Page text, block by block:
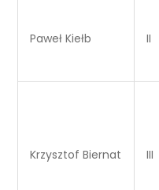
Paweł Kiełb II
Krzysztof Biernat III